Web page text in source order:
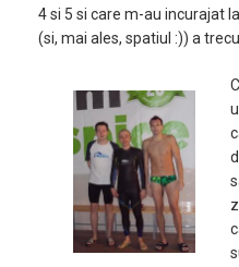
4 si 5 si care m-au incurajat
(si, mai ales, spatiul :)) a